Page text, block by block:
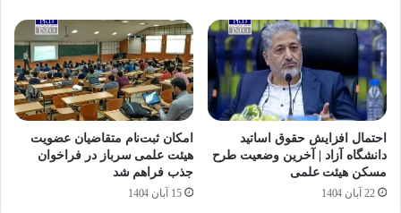
احتمال افزایش حقوق اساتید
دانشگاه آزاد | آخرین وضعیت طرح
مسکن هیئت علمی
22 آبان 1404
امکان ثبت‌نام متقاضیان عضویت
هیئت علمی سرباز در فراخوان
جذب فراهم شد
15 آبان 1404